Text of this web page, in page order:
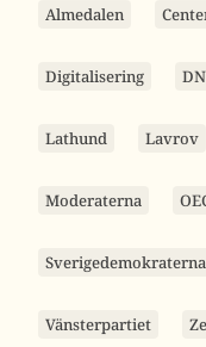
Almedalen
Digitalisering DN
Lathund Lavrov
Moderaterna
Sverigedemokraterna
Vänsterpartiet